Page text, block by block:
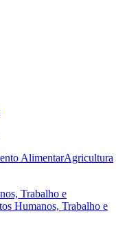
AlimentarAgricultura
Trabalho e
Humanos, Trabalho e